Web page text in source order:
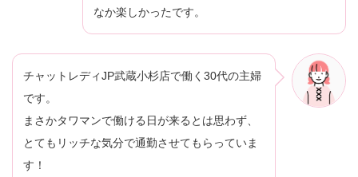
なか楽しかったです。
チャットレディJP武蔵小杉店で働く30代の主婦
です。
まさかタワマンで働ける日が来るとは思わず、
とてもリッチな気分で通勤させてもらっていま
す！